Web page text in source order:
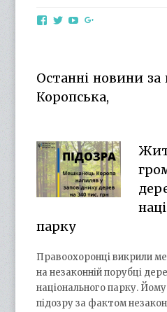
ViewViewView
YouTube
Останні новини за
Коропська,
парку
Правоохоронці викрили
на незаконній порубці
національного парку.
підозру за фактом